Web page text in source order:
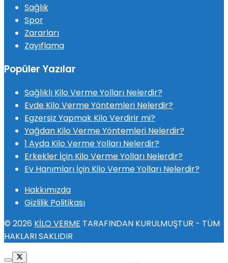
Sağlık
Spor
Zararları
Zayıflama
Popüler Yazılar
Sağlıklı Kilo Verme Yolları Nelerdir?
Evde Kilo Verme Yöntemleri Nelerdir?
Egzersiz Yapmak Kilo Verdirir mi?
Yağdan Kilo Verme Yöntemleri Nelerdir?
1 Ayda Kilo Verme Yolları Nelerdir?
Erkekler İçin Kilo Verme Yolları Nelerdir?
Ev Hanımları İçin Kilo Verme Yolları Nelerdir?
Hakkımızda
Gizlilik Politikası
© 2026 KİLO VERME TARAFINDAN KURULMUŞTUR - TÜM
HAKLARI SAKLIDIR